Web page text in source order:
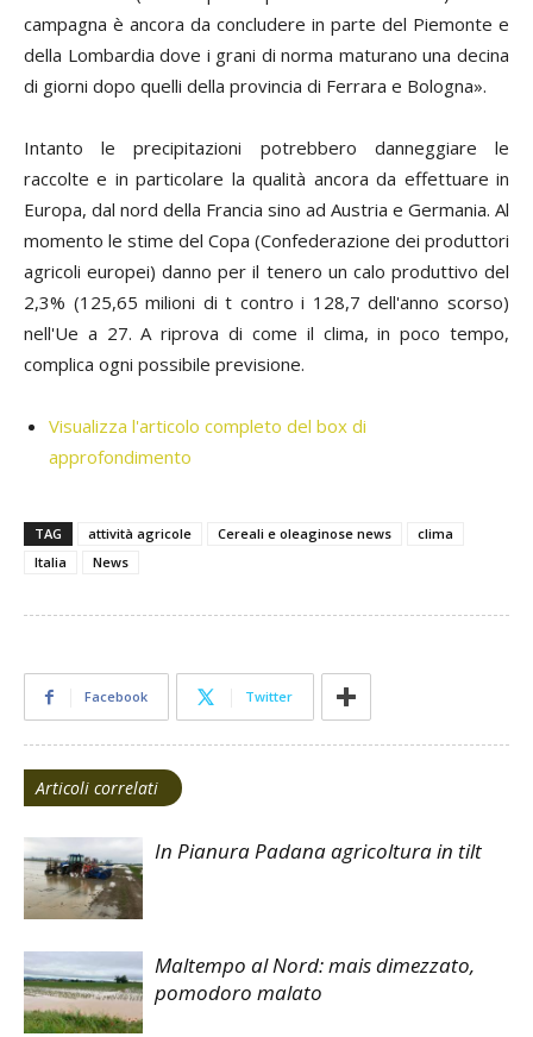
campagna è ancora da concludere in parte del Piemonte e
della Lombardia dove i grani di norma maturano una decina
di giorni dopo quelli della provincia di Ferrara e Bologna».
Intanto le precipitazioni potrebbero danneggiare le
raccolte e in particolare la qualità ancora da effettuare in
Europa, dal nord della Francia sino ad Austria e Germania. Al
momento le stime del Copa (Confederazione dei produttori
agricoli europei) danno per il tenero un calo produttivo del
2,3% (125,65 milioni di t contro i 128,7 dell'anno scorso)
nell'Ue a 27. A riprova di come il clima, in poco tempo,
complica ogni possibile previsione.
Visualizza l'articolo completo del box di
approfondimento
TAG attività agricole Cereali e oleaginose news
clima
Italia
News
Facebook Twitter
Articoli correlati
In Pianura Padana agricoltura in tilt
Maltempo al Nord: mais dimezzato,
pomodoro malato